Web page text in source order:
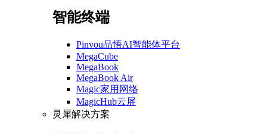
智能终端
Pinvou品悟AI智能体平台
MegaCube
MegaBook
MegaBook Air
Magic家用网络
MagicHub云屏
灵犀解决方案